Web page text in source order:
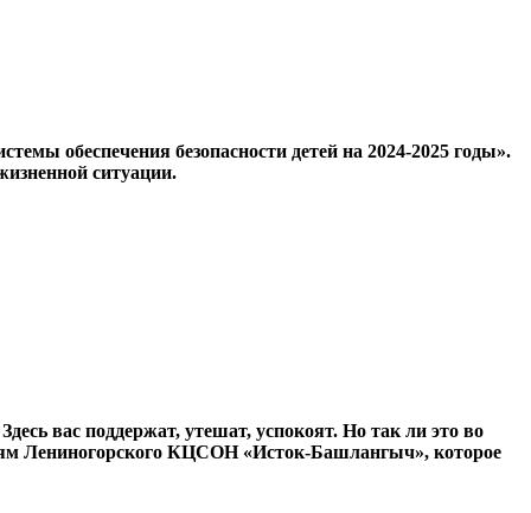
обеспечения безопасности детей на 2024-2025 годы».
ситуации.
вас поддержат, утешат, успокоят. Но так ли это во
Лениногорского КЦСОН «Исток-Башлангыч», которое